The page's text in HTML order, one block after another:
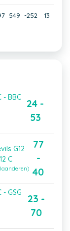
549 -252 13
- BBC
24 -
53
G12
C
77
-
40
GSG
23 -
70